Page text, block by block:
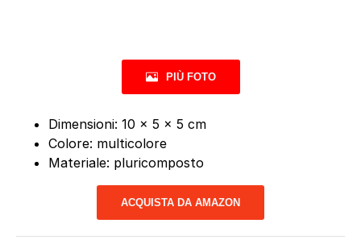
PIÙ FOTO
Dimensioni: 10 x 5 x 5 cm
Colore: multicolore
Materiale: pluricomposto
ACQUISTA DA AMAZON